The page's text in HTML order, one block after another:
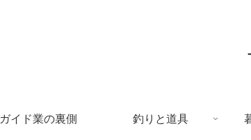
ガイド業の裏側 釣りと道具